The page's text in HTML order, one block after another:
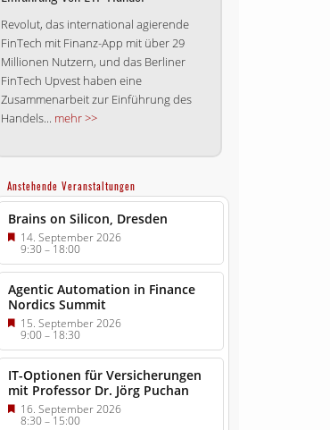
Revolut, das international agierende
FinTech mit Finanz-App mit über 29
Millionen Nutzern, und das Berliner
FinTech Upvest haben eine
Zusammenarbeit zur Einführung des
Handels... mehr >>
Anstehende Veranstaltungen
Brains on Silicon, Dresden
14. September 2026
9:30–18:00
Agentic Automation in Finance
Nordics Summit
15. September 2026
9:00–18:30
IT-Optionen für Versicherungen
mit Professor Dr. Jörg Puchan
16. September 2026
8:30–15:00